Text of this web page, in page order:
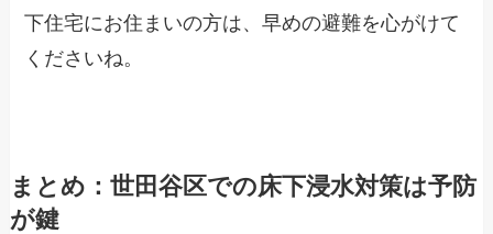
下住宅にお住まいの方は、早めの避難を心がけて
くださいね。
まとめ：世田谷区での床下浸水対策は予防
が鍵